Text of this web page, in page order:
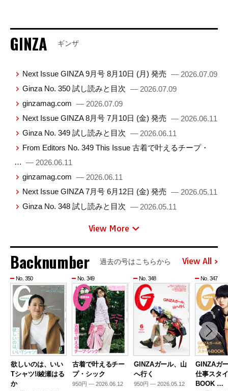
GINZA ギンザ
Next Issue GINZA 9月号 8月10日 (月) 発売 — 2026.07.09
Ginza No. 350 試し読みと目次 — 2026.07.09
ginzamag.com — 2026.07.09
Next Issue GINZA 8月号 7月10日 (金) 発売 — 2026.06.11
Ginza No. 349 試し読みと目次 — 2026.06.11
From Editors No. 349 This Issue 古着で叶えるチープ・
… — 2026.06.11
ginzamag.com — 2026.06.11
Next Issue GINZA 7月号 6月12日 (金) 発売 — 2026.05.11
Ginza No. 348 試し読みと目次 — 2026.05.11
View More
Backnumber 過去の号はこちらから View All
No. 350
欲しいのは、いい
Tシャツ!/綾瀬はる
か
No. 349
古着で叶えるチー
プ・シック
950円 — 2026.06.12
No. 348
GINZAガール、山
へ行く
950円 — 2026.05.12
No. 347
GINZAガ
仕事スタ
BOOK …